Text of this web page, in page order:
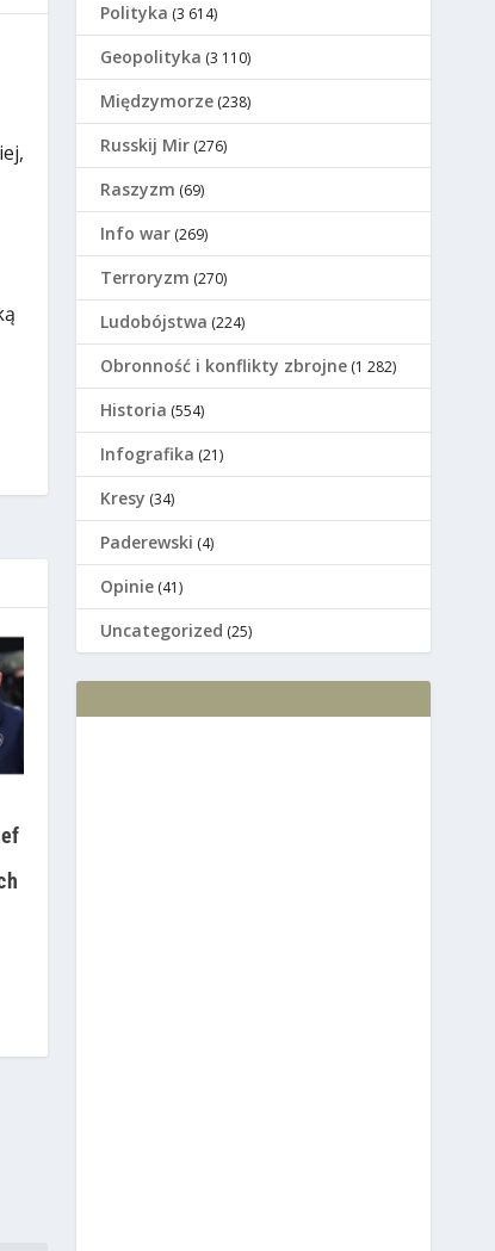
Polityka (3 614)
Geopolityka (3 110)
Międzymorze (238)
Russkij Mir (276)
Raszyzm (69)
Info war (269)
Terroryzm (270)
Ludobójstwa (224)
Оbronność i konflikty zbrojne (1 282)
Historia (554)
Infografika (21)
Kresy (34)
Paderewski (4)
Opinie (41)
Uncategorized (25)